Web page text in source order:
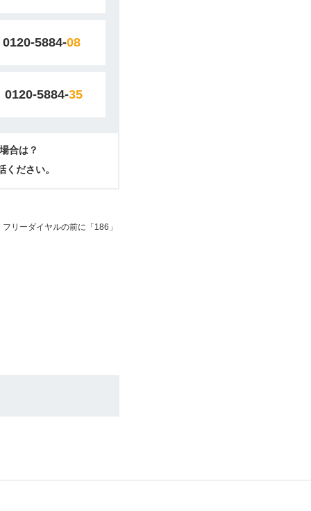
0120-5884-08
0120-5884-35
合は？
ください。
リーダイヤルの前に「186」